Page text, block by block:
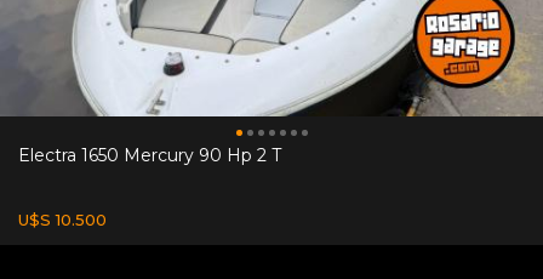
Electra 1650 Mercury 90 Hp 2 T
U$S 10.500